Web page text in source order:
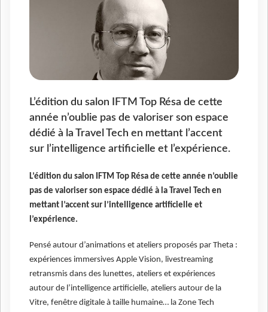
L’édition du salon IFTM Top Résa de cette
année n’oublie pas de valoriser son espace
dédié à la Travel Tech en mettant l’accent
sur l’intelligence artificielle et l’expérience.
L’édition du salon IFTM Top Résa de cette année n’oublie
pas de valoriser son espace dédié à la Travel Tech en
mettant l’accent sur l’intelligence artificielle et
l’expérience.
Pensé autour d’animations et ateliers proposés par Theta :
expériences immersives Apple Vision, livestreaming
retransmis dans des lunettes, ateliers et expériences
autour de l’intelligence artificielle, ateliers autour de la
Vitre, fenêtre digitale à taille humaine… la Zone Tech